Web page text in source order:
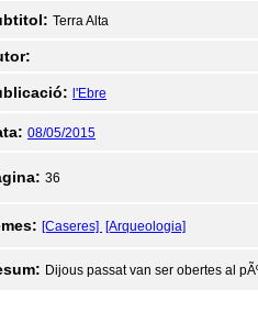
Terra Alta
l'Ebre
08/05/2015
36
[Caseres] [Arqueologia]
Dijous passat van ser obertes al